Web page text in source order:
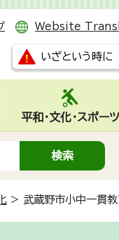
Website
いざという時に
平和・文化・スポーツ
> 武蔵野市小中一貫